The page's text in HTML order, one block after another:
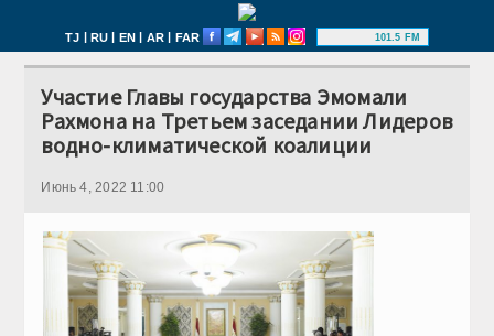
TJ | RU | EN | AR | FAR 101.5 FM
Участие Главы государства Эмомали
Рахмона на Третьем заседании Лидеров
водно-климатической коалиции
Июнь 4, 2022 11:00